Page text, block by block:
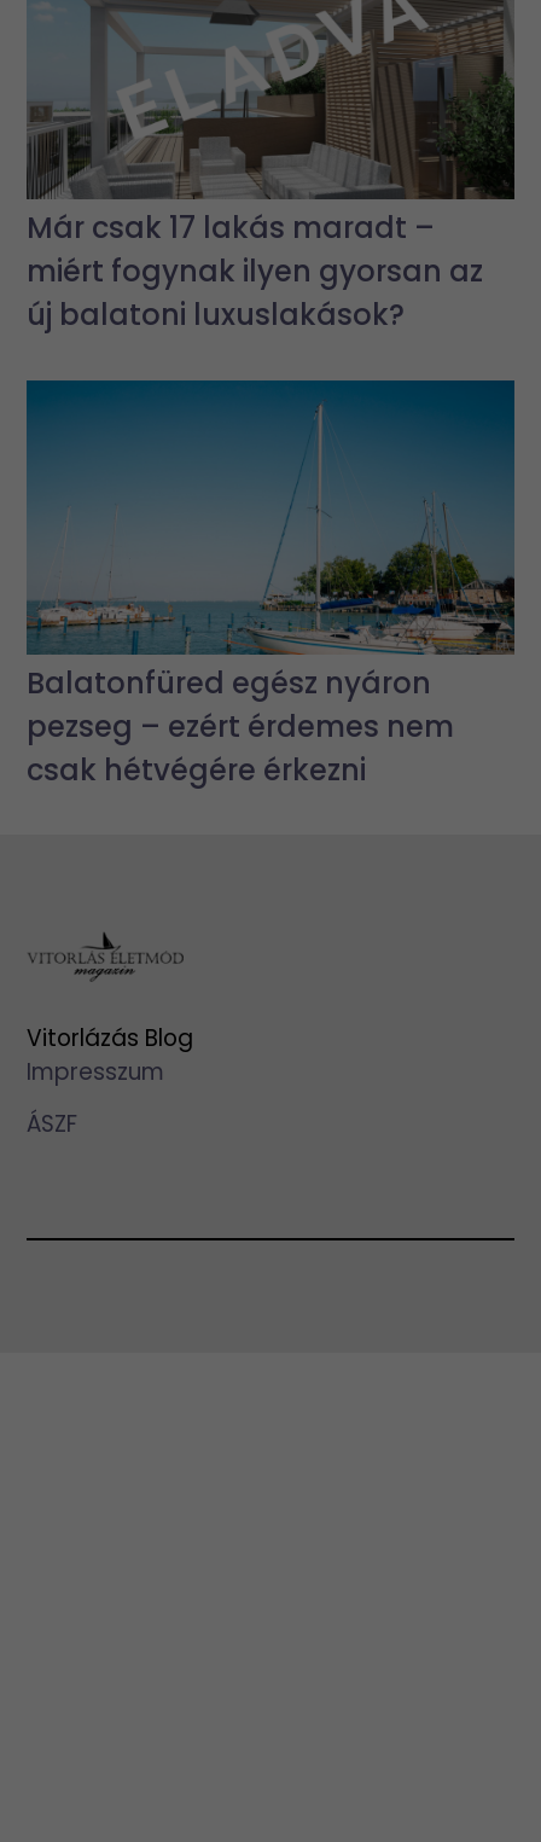
Már csak 17 lakás maradt –
miért fogynak ilyen gyorsan az
új balatoni luxuslakások?
Balatonfüred egész nyáron
pezseg – ezért érdemes nem
csak hétvégére érkezni
Vitorlázás Blog
Impresszum
ÁSZF